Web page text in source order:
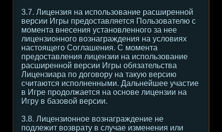
3.7. Лицензия на использование расширенной
версии Игры предоставляется Пользователю с
момента внесения установленного за нее
лицензионного вознаграждения на условиях
настоящего Соглашения. С момента
предоставления лицензии на использование
расширенной версии Игры обязательства
Лицензиара по договору на такую версию
считаются исполненными. Дальнейшее участие
в Игре продолжается на основе лицензии на
Игру в базовой версии.
3.8. Лицензионное вознаграждение не
подлежит возврату в случае изменения или